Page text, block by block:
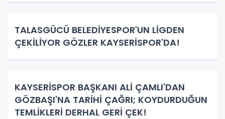
TALASGÜCÜ BELEDİYESPOR'UN LİGDEN
ÇEKİLİYOR GÖZLER KAYSERİSPOR'DA!
KAYSERİSPOR BAŞKANI ALİ ÇAMLI'DAN
GÖZBAŞI'NA TARİHİ ÇAĞRI; KOYDURDUĞUN
TEMLİKLERİ DERHAL GERİ ÇEK!